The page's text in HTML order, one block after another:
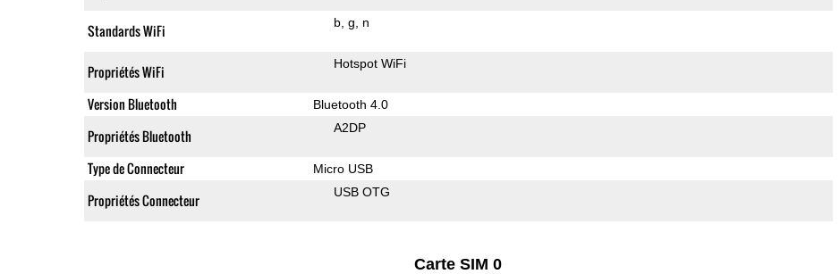
Standards WiFi b g n
Propriétés WiFi Hotspot WiFi
Version Bluetooth Bluetooth 4.0
Propriétés Bluetooth A2DP
Type de Connecteur Micro USB
Propriétés Connecteur USB OTG
Carte SIM 0